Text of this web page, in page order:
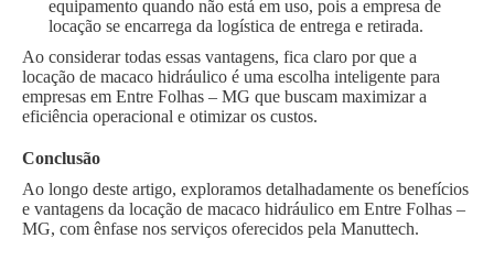
equipamento quando não está em uso, pois a empresa de
locação se encarrega da logística de entrega e retirada.
Ao considerar todas essas vantagens, fica claro por que a
locação de macaco hidráulico é uma escolha inteligente para
empresas em Entre Folhas – MG que buscam maximizar a
eficiência operacional e otimizar os custos.
Conclusão
Ao longo deste artigo, exploramos detalhadamente os benefícios
e vantagens da locação de macaco hidráulico em Entre Folhas –
MG, com ênfase nos serviços oferecidos pela Manuttech.